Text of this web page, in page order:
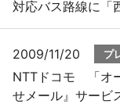
対応バス路線に「
2009/11/20 プ
NTTドコモ 「オ
せメール』サービ